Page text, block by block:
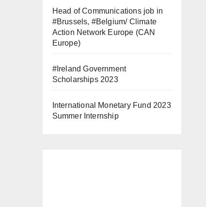
Head of Communications job in
#Brussels, #Belgium/ Climate
Action Network Europe (CAN
Europe)
#Ireland Government
Scholarships 2023
International Monetary Fund 2023
Summer Internship